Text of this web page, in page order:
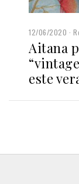
12/06/2020
Aitana
este